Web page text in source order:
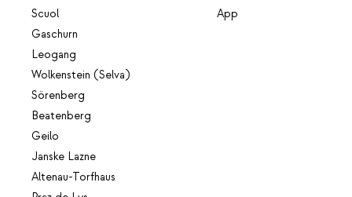
Scuol
Gaschurn
Leogang
Wolkenstein (Selva)
Sörenberg
Beatenberg
Geilo
Janske Lazne
Altenau-Torfhaus
App